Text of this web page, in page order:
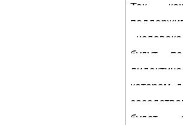
Так
будут
котором
будет